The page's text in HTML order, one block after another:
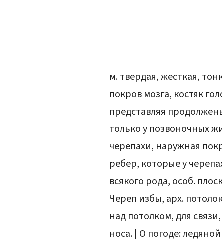
м. твердая, жесткая,
покров мозга, костяк
представляя
только у позвоночных
черепахи, наружная
ребер, которые у
всякого рода, особ.
Череп избы, арх.
над потолком, для
носа. | О погоде: